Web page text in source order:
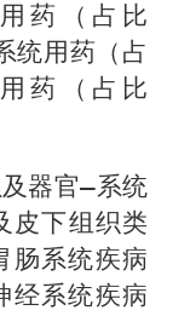
药（占比
统用药（占
药（占比
器官—系统
皮下组织类
肠系统疾病
经系统疾病